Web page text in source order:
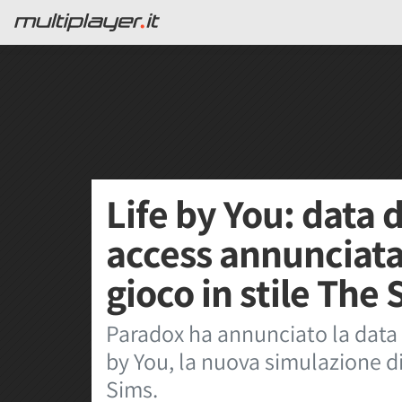
Life by You: data
access
gioco in stile The
Paradox ha annunciato la
by You, la nuova simulazione
Sims.